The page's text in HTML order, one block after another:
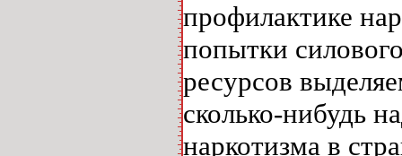
профилактике
попытки
ресурсов
сколько-нибудь
наркотизма в